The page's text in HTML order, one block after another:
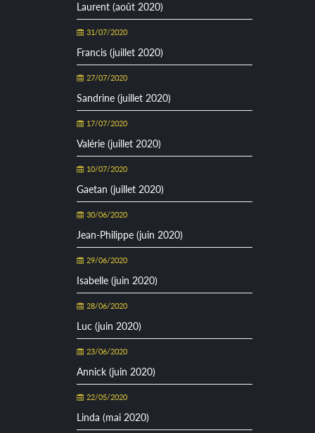
Laurent (août 2020)
31/07/2020
Francis (juillet 2020)
27/07/2020
Sandrine (juillet 2020)
17/07/2020
Valérie (juillet 2020)
10/07/2020
Gaetan (juillet 2020)
30/06/2020
Jean-Philippe (juin 2020)
29/06/2020
Isabelle (juin 2020)
28/06/2020
Luc (juin 2020)
23/06/2020
Annick (juin 2020)
22/05/2020
Linda (mai 2020)